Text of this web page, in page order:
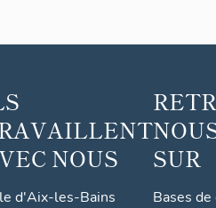
Centre de
et salles de
classe
NOUS
d'Aix-les-Bains
SUR
Bases